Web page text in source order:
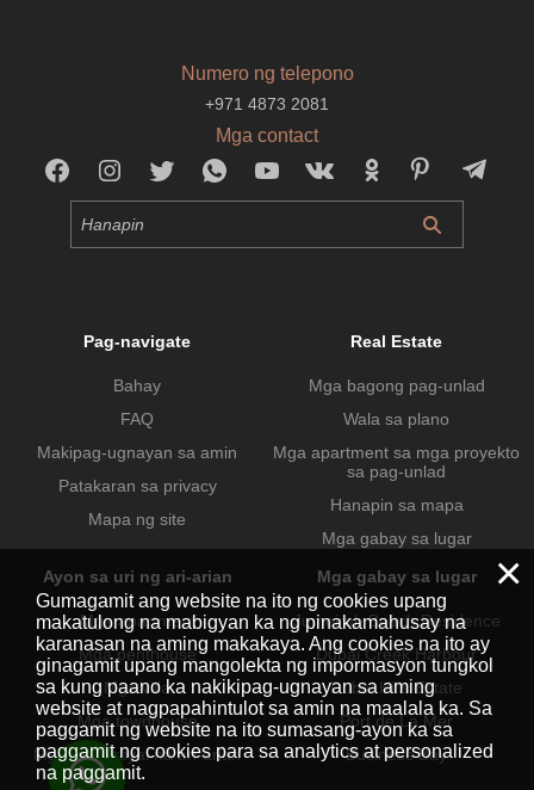
Numero ng telepono
+971 4873 2081
Mga contact
Pag-navigate
Bahay
FAQ
Makipag-ugnayan sa amin
Patakaran sa privacy
Mapa ng site
Real Estate
Mga bagong pag-unlad
Wala sa plano
Mga apartment sa mga proyekto
sa pag-unlad
Hanapin sa mapa
Mga gabay sa lugar
Ayon sa uri ng ari-arian
Mga apartment
Mga penthouse
Mga villa
Mga townhouse
Mga komersyal na ari-arian
Mga gabay sa lugar
Jumeirah Beach Residence
Dubai Creek Harbour
Dubai Hills Estate
Port de La Mer
Business Bay
×
Gumagamit ang website na ito ng cookies upang
makatulong na mabigyan ka ng pinakamahusay na
karanasan na aming makakaya. Ang cookies na ito ay
ginagamit upang mangolekta ng impormasyon tungkol
sa kung paano ka nakikipag-ugnayan sa aming
website at nagpapahintulot sa amin na maalala ka. Sa
paggamit ng website na ito sumasang-ayon ka sa
paggamit ng cookies para sa analytics at personalized
na paggamit.